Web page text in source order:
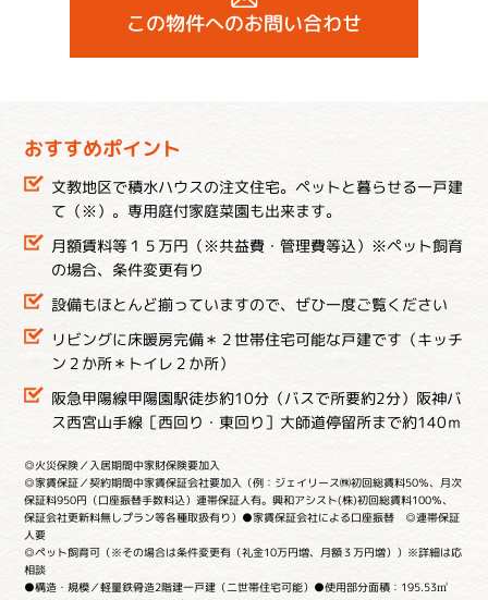
この物件へのお問い合わせ
おすすめポイント
文教地区で積水ハウスの注文住宅。ペットと暮らせる一戸建
て（※）。専用庭付家庭菜園も出来ます。
月額賃料等１５万円（※共益費・管理費等込）※ペット飼育
の場合、条件変更有り
設備もほとんど揃っていますので、ぜひ一度ご覧ください
リビングに床暖房完備＊２世帯住宅可能な戸建です（キッチ
ン２か所＊トイレ２か所）
阪急甲陽線甲陽園駅徒歩約10分（バスで所要約2分）阪神バ
ス西宮山手線［西回り・東回り］大師道停留所まで約140ｍ
◎火災保険／入居期間中家財保険要加入
◎家賃保証／契約期間中家賃保証会社要加入（例：ジェイリース㈱初回総賃料50％、月次
保証料950円（口座振替手数料込）連帯保証人有。興和アシスト(株)初回総賃料100％、
保証会社更新料無しプラン等各種取扱有り）●家賃保証会社による口座振替 ◎連帯保証
人要
◎ペット飼育可（※その場合は条件変更有（礼金10万円増、月額３万円増））※詳細は応
相談
●構造・規模／軽量鉄骨造2階建一戸建（二世帯住宅可能）●使用部分面積：195.53㎡